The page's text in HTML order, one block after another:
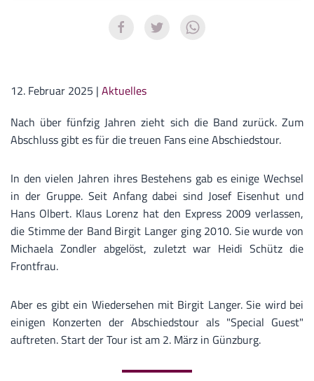
12. Februar 2025 | Aktuelles
Nach über fünfzig Jahren zieht sich die Band zurück. Zum
Abschluss gibt es für die treuen Fans eine Abschiedstour.
In den vielen Jahren ihres Bestehens gab es einige Wechsel
in der Gruppe. Seit Anfang dabei sind Josef Eisenhut und
Hans Olbert. Klaus Lorenz hat den Express 2009 verlassen,
die Stimme der Band Birgit Langer ging 2010. Sie wurde von
Michaela Zondler abgelöst, zuletzt war Heidi Schütz die
Frontfrau.
Aber es gibt ein Wiedersehen mit Birgit Langer. Sie wird bei
einigen Konzerten der Abschiedstour als "Special Guest"
auftreten. Start der Tour ist am 2. März in Günzburg.